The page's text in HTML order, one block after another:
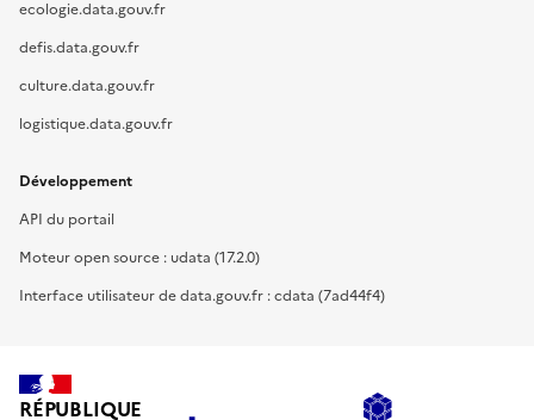
ecologie.data.gouv.fr
defis.data.gouv.fr
culture.data.gouv.fr
logistique.data.gouv.fr
Développement
API du portail
Moteur open source : udata (17.2.0)
Interface utilisateur de data.gouv.fr : cdata (7ad44f4)
RÉPUBLIQUE